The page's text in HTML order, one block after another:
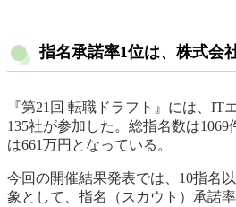
指名承諾率1位は、株式会
『第21回 転職ドラフト』には、IT
135社が参加した。総指名数は
は661万円となっている。
今回の開催結果発表では、10指名
象として、指名（スカウト）承諾